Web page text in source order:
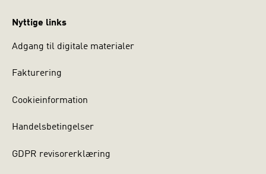
Nyttige links
Adgang til digitale materialer
Fakturering
Cookieinformation
Handelsbetingelser
GDPR revisorerklæring